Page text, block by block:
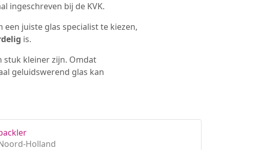
ingeschreven bij de KVK.
juiste glas specialist te kiezen,
is.
stuk kleiner zijn. Omdat
geluidswerend glas kan
Holland